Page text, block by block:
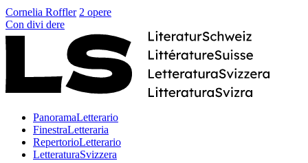
Cornelia Roffler 2 opere
Con divi dere
PanoramaLetterario
FinestraLetteraria
RepertorioLetterario
LetteraturaSvizzera